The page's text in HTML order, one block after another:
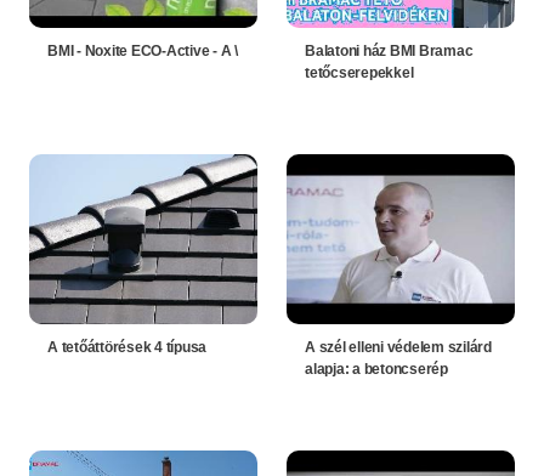
BMI - Noxite ECO-Active - A \
Balatoni ház BMI Bramac
tetőcserepekkel
A tetőáttörések 4 típusa
A szél elleni védelem szilárd
alapja: a betoncserép